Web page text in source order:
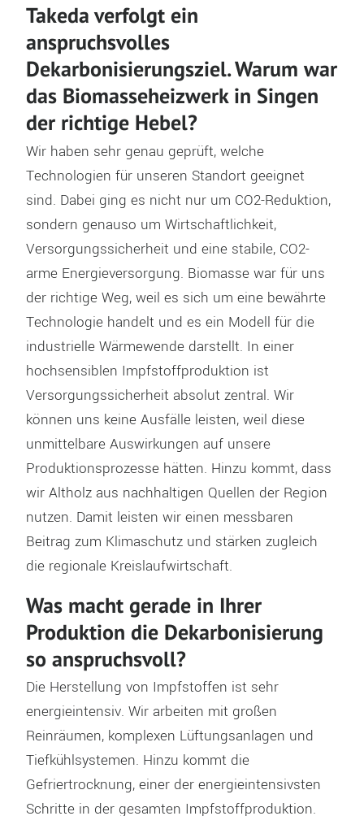
Takeda verfolgt ein
anspruchsvolles
Dekarbonisierungsziel. Warum war
das Biomasseheizwerk in Singen
der richtige Hebel?
Wir haben sehr genau geprüft, welche
Technologien für unseren Standort geeignet
sind. Dabei ging es nicht nur um CO2-Reduktion,
sondern genauso um Wirtschaftlichkeit,
Versorgungssicherheit und eine stabile, CO2-
arme Energieversorgung. Biomasse war für uns
der richtige Weg, weil es sich um eine bewährte
Technologie handelt und es ein Modell für die
industrielle Wärmewende darstellt. In einer
hochsensiblen Impfstoffproduktion ist
Versorgungssicherheit absolut zentral. Wir
können uns keine Ausfälle leisten, weil diese
unmittelbare Auswirkungen auf unsere
Produktionsprozesse hätten. Hinzu kommt, dass
wir Altholz aus nachhaltigen Quellen der Region
nutzen. Damit leisten wir einen messbaren
Beitrag zum Klimaschutz und stärken zugleich
die regionale Kreislaufwirtschaft.
Was macht gerade in Ihrer
Produktion die Dekarbonisierung
so anspruchsvoll?
Die Herstellung von Impfstoffen ist sehr
energieintensiv. Wir arbeiten mit großen
Reinräumen, komplexen Lüftungsanlagen und
Tiefkühlsystemen. Hinzu kommt die
Gefriertrocknung, einer der energieintensivsten
Schritte in der gesamten Impfstoffproduktion.